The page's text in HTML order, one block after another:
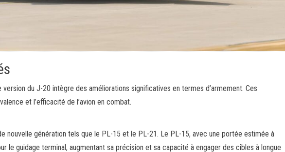
du J-20 intègre des améliorations significatives en termes d’armement. Ces
et l’efficacité de l’avion en combat.
nouvelle génération tels que le PL-15 et le PL-21. Le PL-15, avec une portée estimée à
le guidage terminal, augmentant sa précision et sa capacité à engager des cibles à longue